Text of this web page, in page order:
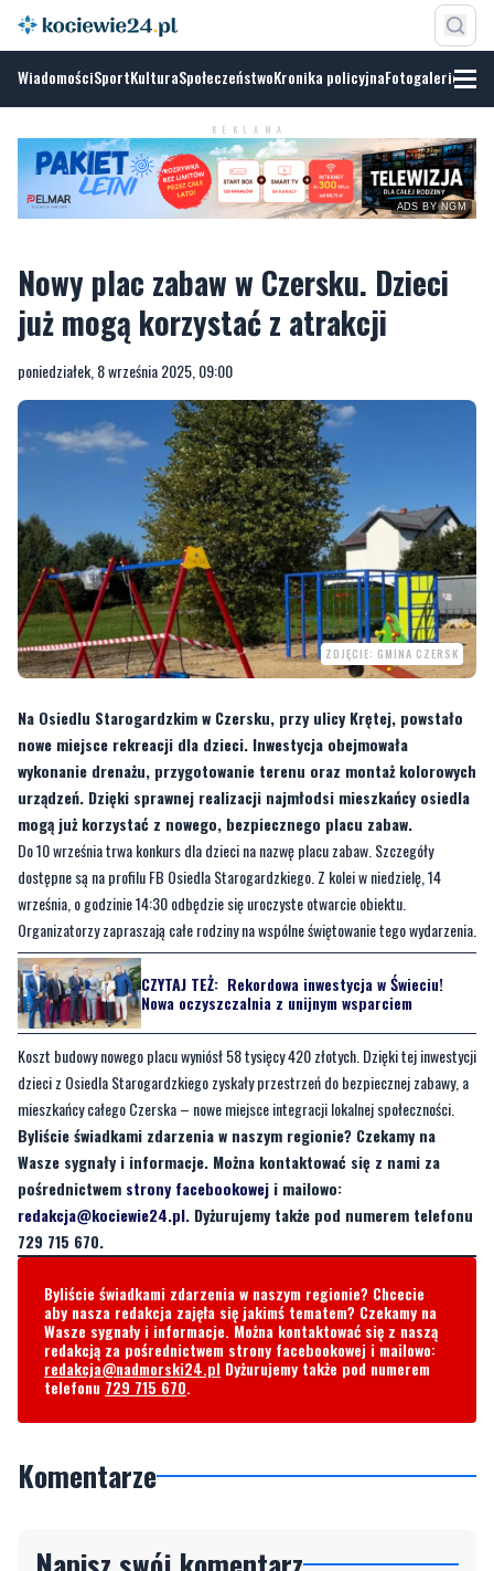
WiadomościSportKulturaSpołeczeństwoKronika policyjnaFotogalerie
REKLAMA
ADS BY NGM
Nowy plac zabaw w Czersku. Dzieci
już mogą korzystać z atrakcji
poniedziałek, 8 września 2025, 09:00
ZDJĘCIE: GMINA CZERSK
Na Osiedlu Starogardzkim w Czersku, przy ulicy Krętej, powstało
nowe miejsce rekreacji dla dzieci. Inwestycja obejmowała
wykonanie drenażu, przygotowanie terenu oraz montaż kolorowych
urządzeń. Dzięki sprawnej realizacji najmłodsi mieszkańcy osiedla
mogą już korzystać z nowego, bezpiecznego placu zabaw.
Do 10 września trwa konkurs dla dzieci na nazwę placu zabaw. Szczegóły
dostępne są na profilu FB Osiedla Starogardzkiego. Z kolei w niedzielę, 14
września, o godzinie 14:30 odbędzie się uroczyste otwarcie obiektu.
Organizatorzy zapraszają całe rodziny na wspólne świętowanie tego wydarzenia.
CZYTAJ TEŻ: Rekordowa inwestycja w Świeciu!
Nowa oczyszczalnia z unijnym wsparciem
Koszt budowy nowego placu wyniósł 58 tysięcy 420 złotych. Dzięki tej inwestycji
dzieci z Osiedla Starogardzkiego zyskały przestrzeń do bezpiecznej zabawy, a
mieszkańcy całego Czerska – nowe miejsce integracji lokalnej społeczności.
Byliście świadkami zdarzenia w naszym regionie? Czekamy na
Wasze sygnały i informacje. Można kontaktować się z nami za
pośrednictwem strony facebookowej i mailowo:
redakcja@kociewie24.pl. Dyżurujemy także pod numerem telefonu
729 715 670.
Byliście świadkami zdarzenia w naszym regionie? Chcecie
aby nasza redakcja zajęła się jakimś tematem? Czekamy na
Wasze sygnały i informacje. Można kontaktować się z naszą
redakcją za pośrednictwem strony facebookowej i mailowo:
redakcja@nadmorski24.pl Dyżurujemy także pod numerem
telefonu 729 715 670.
Komentarze